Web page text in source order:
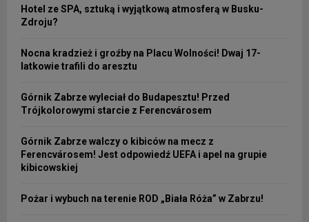
Hotel ze SPA, sztuką i wyjątkową atmosferą w Busku-
Zdroju?
Nocna kradzież i groźby na Placu Wolności! Dwaj 17-
latkowie trafili do aresztu
Górnik Zabrze wyleciał do Budapesztu! Przed
Trójkolorowymi starcie z Ferencvárosem
Górnik Zabrze walczy o kibiców na mecz z
Ferencvárosem! Jest odpowiedź UEFA i apel na grupie
kibicowskiej
Pożar i wybuch na terenie ROD „Biała Róża” w Zabrzu!